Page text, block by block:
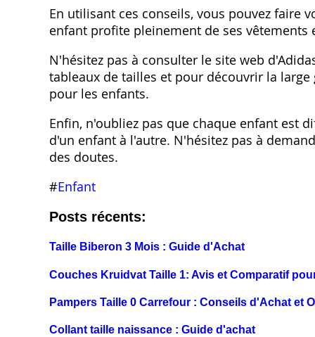
En utilisant ces conseils, vous pouvez faire
enfant profite pleinement de ses vêtements
N'hésitez pas à consulter le site web
tableaux de tailles et pour découvrir la
pour les enfants.
Enfin, n'oubliez pas que chaque enfant est
d'un enfant à l'autre. N'hésitez pas à
des doutes.
#Enfant
Posts récents:
Taille Biberon 3 Mois : Guide d'Achat
Couches Kruidvat Taille 1: Avis et Comparatif
Pampers Taille 0 Carrefour : Conseils d'Achat et
Collant taille naissance : Guide d'achat